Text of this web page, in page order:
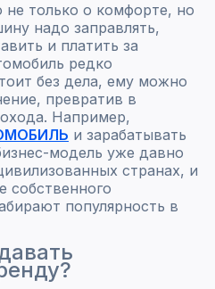
не только о комфорте, но
надо заправлять,
и платить за
редко
без дела, ему можно
превратив в
Например,
и зарабатывать
модель уже давно
странах, и
собственного
популярность в